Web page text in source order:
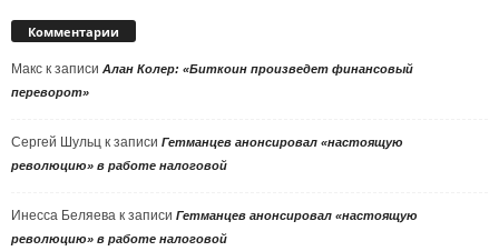
Комментарии
Макс к записи Алан Колер: «Биткоин произведет финансовый
переворот»
Сергей Шульц к записи Гетманцев анонсировал «настоящую
революцию» в работе налоговой
Инесса Беляева к записи Гетманцев анонсировал «настоящую
революцию» в работе налоговой